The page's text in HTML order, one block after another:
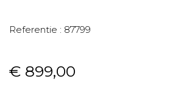
Referentie : 87799
€ 899,00